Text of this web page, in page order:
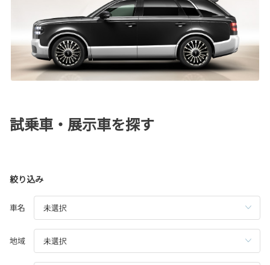
試乗車・展示車を探す
絞り込み
車名
地域